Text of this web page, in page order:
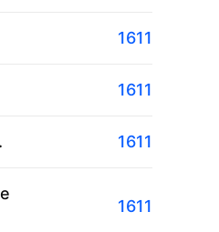
1611
1611
1611
1611